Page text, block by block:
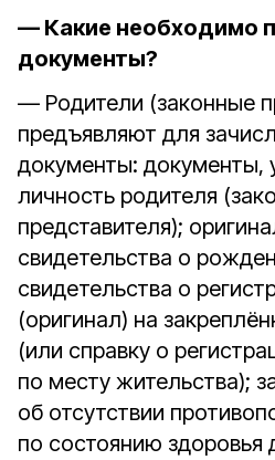
— Какие необходимо
документы?
— Родители (законные
предъявляют для
документы: документы,
личность родителя
представителя);
свидетельства о
свидетельства о
(оригинал) на
(или справку о
по месту жительства);
об отсутствии
по состоянию здоровья